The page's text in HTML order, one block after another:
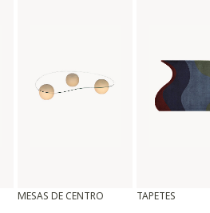
MESAS DE CENTRO TAPETES